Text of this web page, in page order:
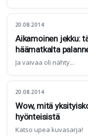
20.08.2014
Aikamoinen jekku:
häämatkalta
Ja vaivaa oli nähty...
20.08.2014
Wow, mitä
hyönteisistä
Katso upea kuvasarja!